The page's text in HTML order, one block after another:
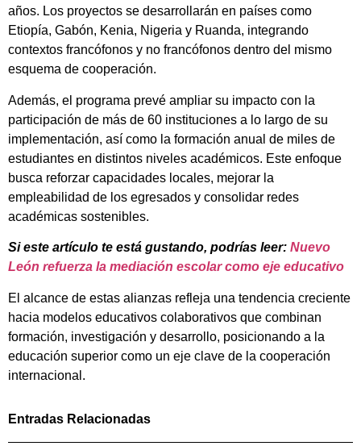
años. Los proyectos se desarrollarán en países como
Etiopía, Gabón, Kenia, Nigeria y Ruanda, integrando
contextos francófonos y no francófonos dentro del mismo
esquema de cooperación.
Además, el programa prevé ampliar su impacto con la
participación de más de 60 instituciones a lo largo de su
implementación, así como la formación anual de miles de
estudiantes en distintos niveles académicos. Este enfoque
busca reforzar capacidades locales, mejorar la
empleabilidad de los egresados y consolidar redes
académicas sostenibles.
Si este artículo te está gustando, podrías leer: Nuevo
León refuerza la mediación escolar como eje educativo
El alcance de estas alianzas refleja una tendencia creciente
hacia modelos educativos colaborativos que combinan
formación, investigación y desarrollo, posicionando a la
educación superior como un eje clave de la cooperación
internacional.
Entradas Relacionadas